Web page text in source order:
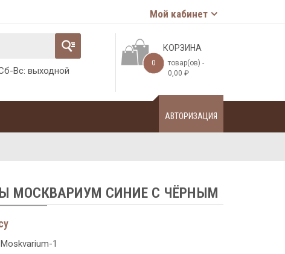
Мой кабинет
КОРЗИНА
0
товар(ов) -
0,00₽
Вс: выходной
АВТОРИЗАЦИЯ
МОСКВАРИУМ СИНИЕ С ЧЁРНЫМ
1